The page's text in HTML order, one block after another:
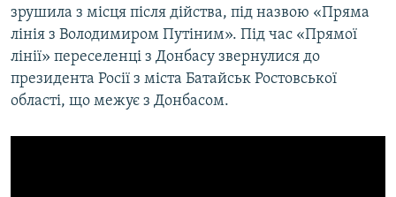
зрушила з місця після дійства, під назвою «Пряма
лінія з Володимиром Путіним». Під час «Прямої
лінії» переселенці з Донбасу звернулися до
президента Росії з міста Батайськ Ростовської
області, що межує з Донбасом.